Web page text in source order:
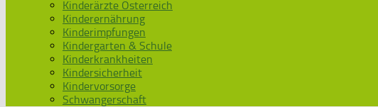
Kinderärzte Österreich
Kinderernährung
Kinderimpfungen
Kindergarten & Schule
Kinderkrankheiten
Kindersicherheit
Kindervorsorge
Schwangerschaft